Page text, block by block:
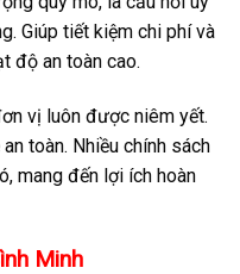
Giúp tiết kiệm chi phí và
độ an toàn cao.
vị luôn được niêm yết.
toàn. Nhiều chính sách
mang đến lợi ích hoàn
Minh